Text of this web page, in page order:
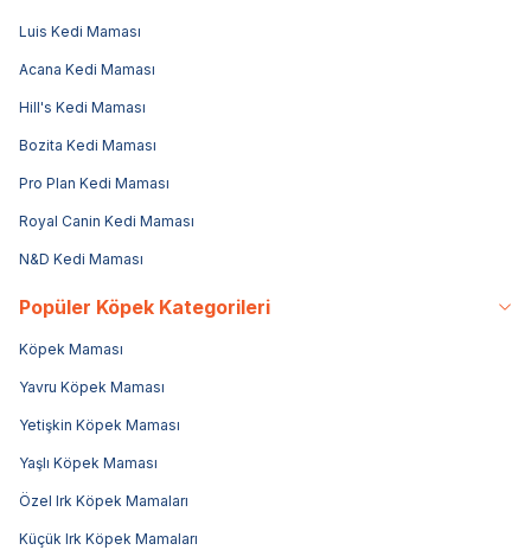
Luis Kedi Maması
Acana Kedi Maması
Hill's Kedi Maması
Bozita Kedi Maması
Pro Plan Kedi Maması
Royal Canin Kedi Maması
N&D Kedi Maması
Popüler Köpek Kategorileri
Köpek Maması
Yavru Köpek Maması
Yetişkin Köpek Maması
Yaşlı Köpek Maması
Özel Irk Köpek Mamaları
Küçük Irk Köpek Mamaları